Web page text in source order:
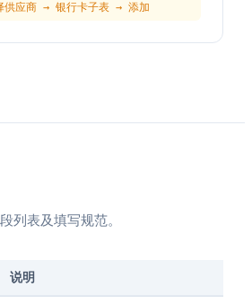
供应商 → 银行卡子表 → 添加
列表及填写规范。
说明